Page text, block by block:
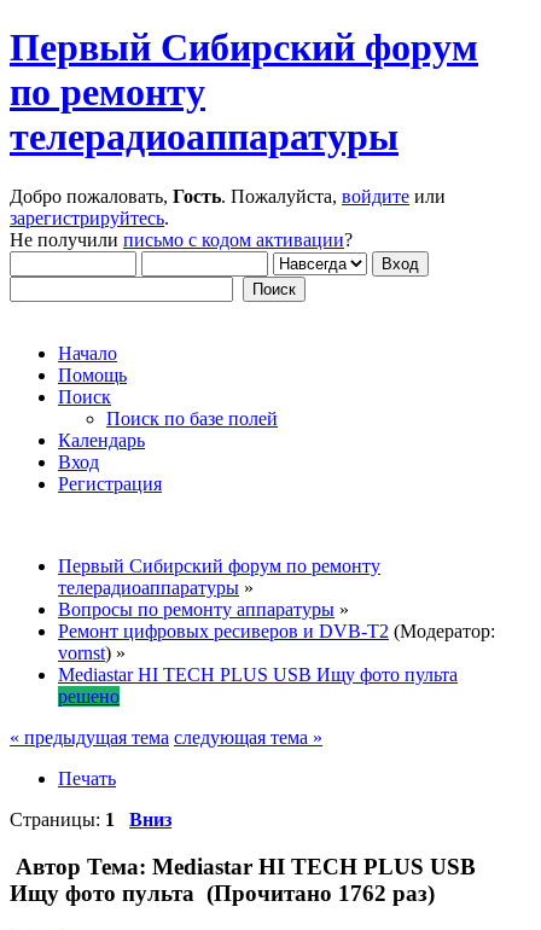
Первый Сибирский форум
по ремонту
телерадиоаппаратуры
Добро пожаловать, Гость. Пожалуйста, войдите или
зарегистрируйтесь.
Не получили письмо с кодом активации?
Начало
Помощь
Поиск
Поиск по базе полей
Календарь
Вход
Регистрация
Первый Сибирский форум по ремонту
телерадиоаппаратуры »
Вопросы по ремонту аппаратуры »
Ремонт цифровых ресиверов и DVB-T2 (Модератор:
vornst) »
Mediastar HI TECH PLUS USB Ищу фото пульта
решено
« предыдущая тема следующая тема »
Печать
Страницы: 1 Вниз
Автор Тема: Mediastar HI TECH PLUS USB
Ищу фото пульта (Прочитано 1762 раз)